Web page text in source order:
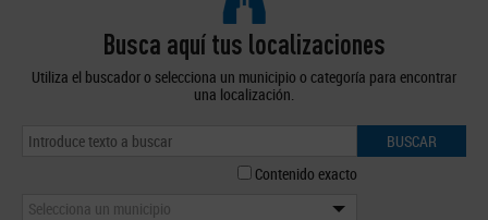
Busca aquí tus localizaciones
Utiliza el buscador o selecciona un municipio o categoría para encontrar
una localización.
BUSCAR
Contenido exacto
Selecciona un municipio